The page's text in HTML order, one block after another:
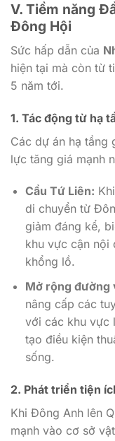
V. Tiềm năng
Đông Hội
Sức hấp dẫn của
hiện tại mà còn từ
5 năm tới.
1. Tác động từ hạ
Các dự án hạ tầng
lực tăng giá mạnh
Cầu Tứ Liên:
di chuyển từ
giảm đáng kể,
khu vực cận nội
khổng lồ.
Mở rộng đường
nâng cấp các
với các khu vực
tạo điều kiện
sống.
2. Phát triển tiện
Khi Đông Anh lên
mạnh vào cơ sở